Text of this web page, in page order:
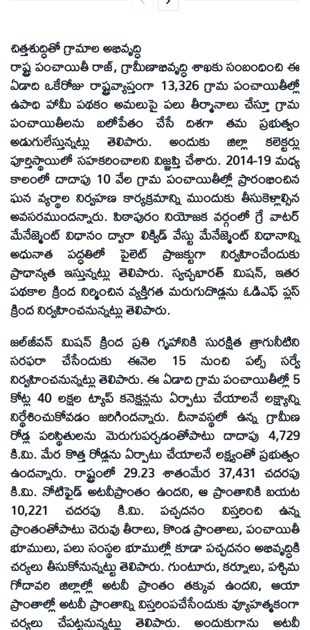
చిత్తశుద్ధితో గ్రామాల అభివృద్ధి
రాష్ట్ర పంచాయితీ రాజ్‌, గ్రామీణాభివృద్ధి శాఖకు సంబంధించి ఈ
ఏడాది ఒకేరోజు రాష్ట్రవ్యాప్తంగా 13,326 గ్రామ పంచాయితీల్లో
ఉపాధి హామీ పథకం అమలుపై పలు తీర్మానాలు చేస్తూ గ్రామ
పంచాయితీలను బలోపేతం చేసే దిశగా తమ ప్రభుత్వం
అడుగులేస్తున్నట్లు తెలిపారు. అందుకు జిల్లా కలెక్టర్లు
పూర్తిస్థాయిలో సహకరించాలని విజ్ఞప్తి చేశారు. 2014-19 మధ్య
కాలంలో దాదాపు 10 వేల గ్రామ పంచాయితీల్లో ప్రారంభించిన
ఘన వ్యర్థాల నిర్వహణ కార్యక్రమాన్ని ముందుకు తీసుకెళ్లాల్సిన
అవసరముందన్నారు. పిఠాపురం నియోజక వర్గంలో గ్రే వాటర్‌
మేనేజ్మెంట్‌ విధానం ద్వారా లిక్విడ్‌ వేస్టు మేనేజ్మెంట్‌ విధానాన్ని
అధునాత పద్ధతిలో పైలెట్‌ ప్రాజక్టుగా నిర్వహించేందుకు
ప్రాధాన్యత ఇస్తున్నట్లు తెలిపారు. స్వచ్చభారత్‌ మిషన్‌, ఇతర
పథకాల క్రింద నిర్మించిన వ్యక్తిగత మరుగుదొడ్లను ఓడిఎఫ్‌ ప్లస్‌
క్రింద నిర్వహించనున్నట్లు తెలిపారు.
జల్‌జీవన్‌ మిషన్‌ క్రింద ప్రతి గృహానికి సురక్షిత త్రాగునీటిని
సరఫరా చేసేందుకు ఈనెల 15 నుంచి పల్స్‌ సర్వే
నిర్వహించనున్నట్లు తెలిపారు. ఈ ఏడాది గ్రామ పంచాయితీల్లో 5
కోట్ల 40 లక్షల ట్యాప్‌ కనెక్షన్లను ఏర్పాటు చేయాలనే లక్ష్యాన్ని
నిర్థేశించుకోవడం జరిగిందన్నారు. దీనావస్థలో ఉన్న గ్రామీణ
రోడ్ల పరిస్థితులను మెరుగుపర్చడంతోపాటు దాదాపు 4,729
కి.మి. మేర కొత్త రోడ్లను ఏర్పాటు చేయాలనే లక్ష్యంతో ప్రభుత్వం
ఉందన్నారు. రాష్ట్రంలో 29.23 శాతంమేర 37,431 చదరపు
కి.మి. నోటిఫైడ్‌ అటవీప్రాంతం ఉందని, ఆ ప్రాంతానికి బయట
10,221 చదరపు కి.మి. పచ్చదనం విస్తరించి ఉన్న
ప్రాంతంతోపాటు చెరువు తీరాలు, కొండ ప్రాంతాలు, పంచాయితీ
భూములు, పలు సంస్థల భూముల్లో కూడా పచ్చదనం అభివృద్ధికి
చర్యలు తీసుకోనున్నట్టు తెలిపారు. గుంటూరు, కర్నూలు, పశ్చిమ
గోదావరి జిల్లాల్లో అటవీ ప్రాంతం తక్కువ ఉందని, ఆయా
ప్రాంతాల్లో అటవీ ప్రాంతాన్ని విస్తరింపచేసేందుకు వ్యూహత్మకంగా
చర్యలు చేపట్టనున్నట్లు తెలిపారు. అందుకుగాను అటవీ